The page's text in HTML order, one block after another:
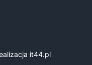
it44.pl